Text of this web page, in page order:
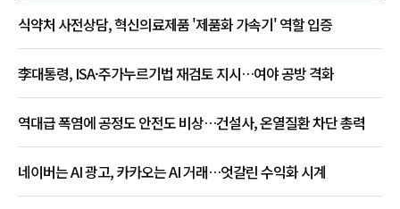
식약처 사전상담, 혁신의료제품 '제품화 가속기' 역할 입증
李대통령, ISA·주가누르기법 재검토 지시…여야 공방 격화
역대급 폭염에 공정도 안전도 비상…건설사, 온열질환 차단 총력
네이버는 AI 광고, 카카오는 AI 거래…엇갈린 수익화 시계